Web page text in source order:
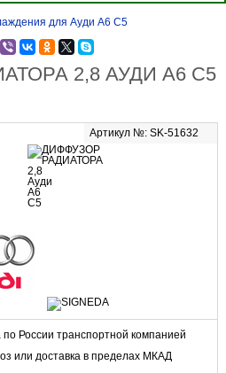
для Ауди А6 С5
2,8 АУДИ А6 С5
Артикул №: SK-51632
по России транспортной компанией
или доставка в пределах МКАД